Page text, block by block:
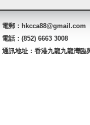
電郵：hkcca88@gmail.com
電話：(852) 6663 3008
通訊地址：香港九龍九龍灣臨